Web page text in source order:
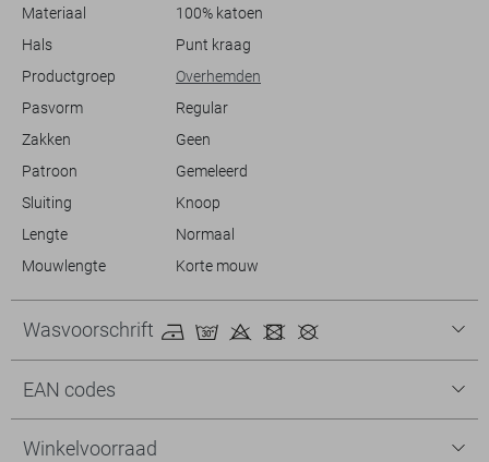
bijeenkomsten of een dagje op kantoor.
Materiaal
100% katoen
Hals
Punt kraag
Productgroep
Overhemden
Pasvorm
Regular
Zakken
Geen
Patroon
Gemeleerd
Sluiting
Knoop
Lengte
Normaal
Mouwlengte
Korte mouw
Wasvoorschrift
EAN codes
Winkelvoorraad